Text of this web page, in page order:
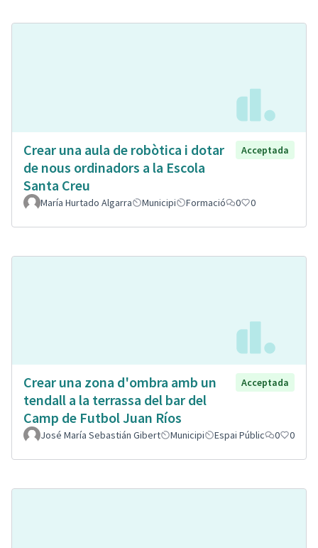
Crear una aula de robòtica i dotar
de nous ordinadors a la Escola
Santa Creu
Acceptada
María Hurtado Algarra Municipi Formació 0 0
Crear una zona d'ombra amb un
tendall a la terrassa del bar del
Camp de Futbol Juan Ríos
Acceptada
José María Sebastián Gibert Municipi Espai Públic 0 0